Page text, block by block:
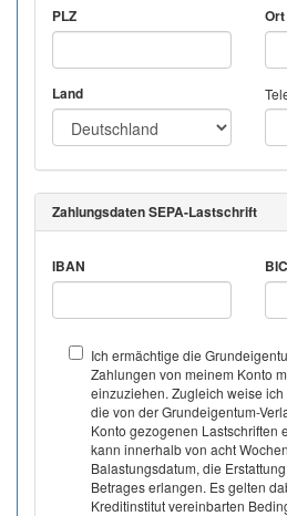
PLZ Ort
Land
Zahlungsdaten SEPA-Lastschrift
IBAN BIC
Ich ermächtige die
Zahlungen von meinem Konto
einzuziehen. Zugleich weise
die von der Grundeigentum-
Konto gezogenen Lastschriften
kann innerhalb von acht
Balastungsdatum, die
Betrages erlangen. Es gelten
Kreditinstitut vereinbarten